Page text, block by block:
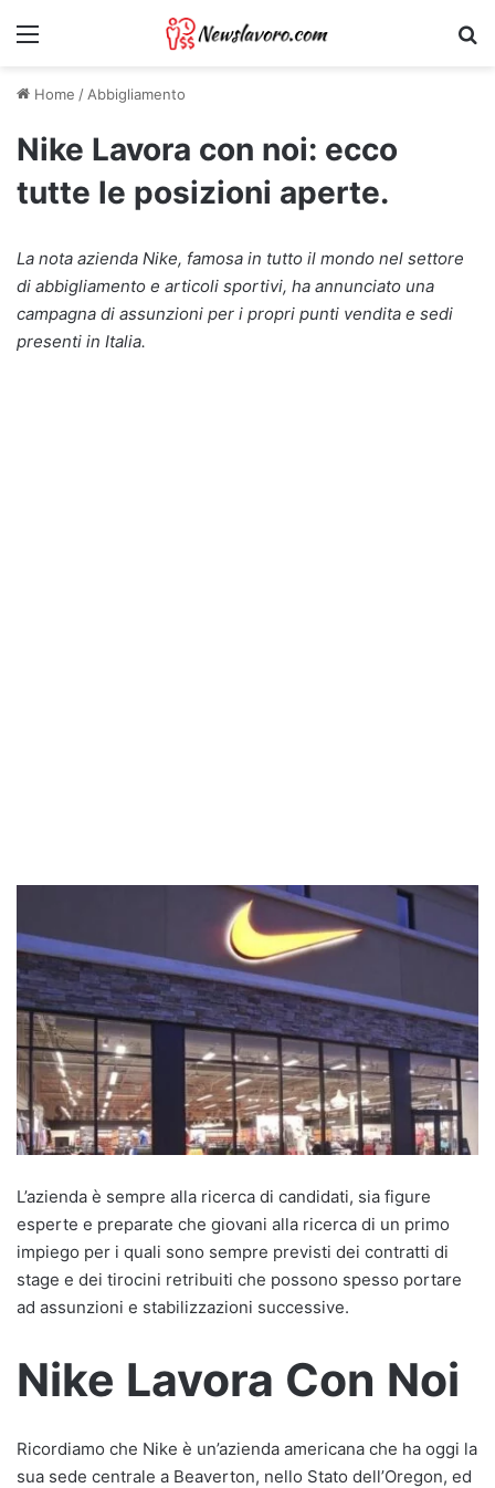
Menu
Home /Abbigliamento
Nike Lavora con noi: ecco
tutte le posizioni aperte.
La nota azienda Nike, famosa in tutto il mondo nel settore
di abbigliamento e articoli sportivi, ha annunciato una
campagna di assunzioni per i propri punti vendita e sedi
presenti in Italia.
L’azienda è sempre alla ricerca di candidati, sia figure
esperte e preparate che giovani alla ricerca di un primo
impiego per i quali sono sempre previsti dei contratti di
stage e dei tirocini retribuiti che possono spesso portare
ad assunzioni e stabilizzazioni successive.
Nike Lavora Con Noi
Ricordiamo che Nike è un’azienda americana che ha oggi la
sua sede centrale a Beaverton, nello Stato dell’Oregon, ed